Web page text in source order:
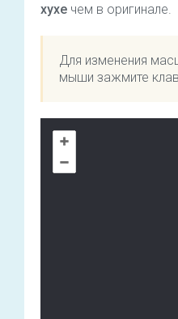
хухе чем в оригинале.
Для изменения
мыши зажмите